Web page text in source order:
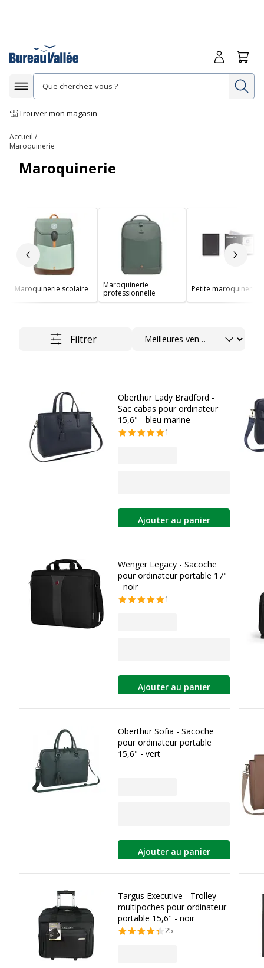
Afficher la navigation
Trouver mon magasin
Me
Accueil
Maroquinerie
Maroquinerie
Slide précédent Slide
Maroquinerie scolaire
Maroquinerie
professionnelle
Petite maroquinerie
Filtrer Trier
Oberthur Lady Bradford -
Sac cabas pour ordinateur
15,6" - bleu marine
1
Ajouter au panier
Wenger Legacy - Sacoche
pour ordinateur portable 17"
- noir
1
Ajouter au panier
Oberthur Sofia - Sacoche
pour ordinateur portable
15,6" - vert
Ajouter au panier
Targus Executive - Trolley
multipoches pour ordinateur
portable 15,6" - noir
25